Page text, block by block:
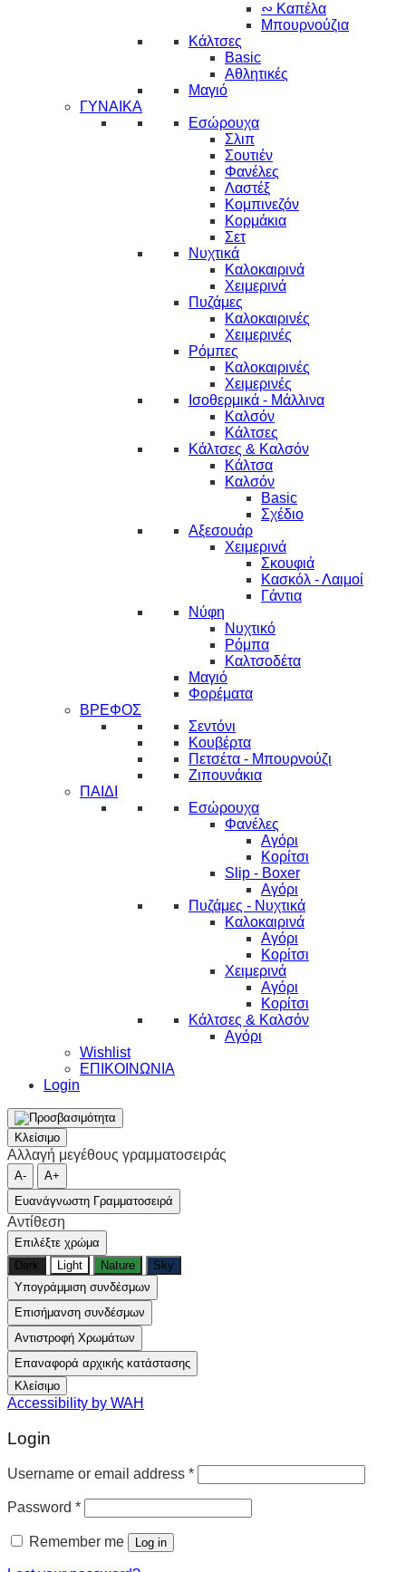
∾ Καπέλα
Μπουρνούζια
Κάλτσες
Basic
Αθλητικές
Μαγιό
ΓΥΝΑΙΚΑ
Εσώρουχα
Σλιπ
Σουτιέν
Φανέλες
Λαστέξ
Κομπινεζόν
Κορμάκια
Σετ
Νυχτικά
Καλοκαιρινά
Χειμερινά
Πυζάμες
Καλοκαιρινές
Χειμερινές
Ρόμπες
Καλοκαιρινές
Χειμερινές
Ισοθερμικά - Μάλλινα
Καλσόν
Κάλτσες
Κάλτσες & Καλσόν
Κάλτσα
Καλσόν
Basic
Σχέδιο
Αξεσουάρ
Χειμερινά
Σκουφιά
Κασκόλ - Λαιμοί
Γάντια
Νύφη
Νυχτικό
Ρόμπα
Καλτσοδέτα
Μαγιό
Φορέματα
ΒΡΕΦΟΣ
Σεντόνι
Κουβέρτα
Πετσέτα - Μπουρνούζι
Ζιπουνάκια
ΠΑΙΔΙ
Εσώρουχα
Φανέλες
Αγόρι
Κορίτσι
Slip - Boxer
Αγόρι
Πυζάμες - Νυχτικά
Καλοκαιρινά
Αγόρι
Κορίτσι
Χειμερινά
Αγόρι
Κορίτσι
Κάλτσες & Καλσόν
Αγόρι
Wishlist
ΕΠΙΚΟΙΝΩΝΙΑ
Login
Κλείσιμο
Αλλαγή μεγέθους γραμματοσειράς
A-
A+
Ευανάγνωστη Γραμματοσειρά
Αντίθεση
Επιλέξτε χρώμα
Dark
Light Nature
Sky
Υπογράμμιση συνδέσμων
Επισήμανση συνδέσμων
Αντιστροφή Χρωμάτων
Επαναφορά αρχικής κατάστασης
Κλείσιμο
Accessibility by WAH
Login
Username or email address *
Password *
Remember me Log in